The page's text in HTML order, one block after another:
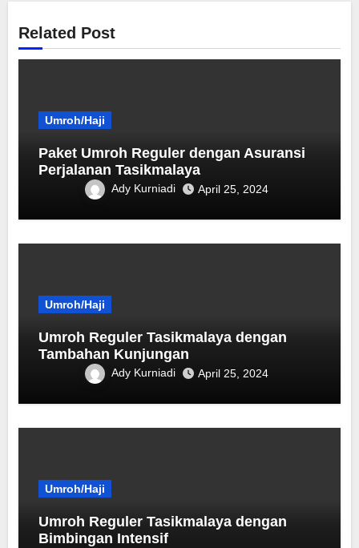
Related Post
Umroh/Haji
Paket Umroh Reguler dengan Asuransi
Perjalanan Tasikmalaya
Ady Kurniadi April 25, 2024
Umroh/Haji
Umroh Reguler Tasikmalaya dengan
Tambahan Kunjungan
Ady Kurniadi April 25, 2024
Umroh/Haji
Umroh Reguler Tasikmalaya dengan
Bimbingan Intensif